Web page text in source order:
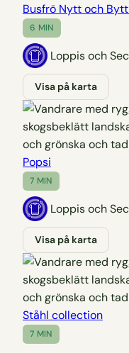
Busfrö Nytt och
6 MIN
Loppis och
Visa på karta
Popsi
7 MIN
Loppis och
Visa på karta
Ståhl collection
7 MIN